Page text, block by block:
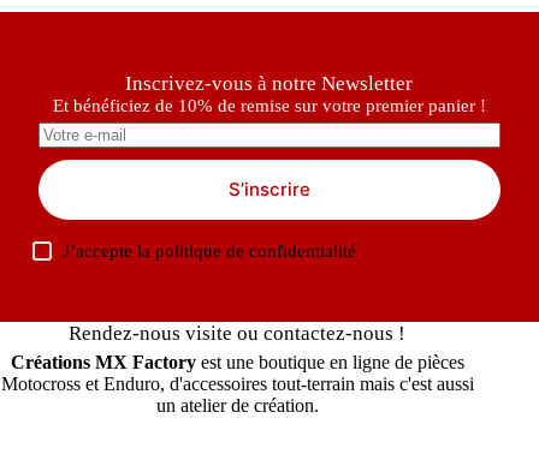
Inscrivez-vous à notre Newsletter
Et bénéficiez de 10% de remise sur votre premier panier !
S’inscrire
J’accepte lapolitique de confidentialité
Rendez-nous visite ou contactez-nous !
Créations MX Factoryest une boutique en ligne de pièces
Motocross et Enduro, d'accessoires tout-terrain mais c'est aussi
un atelier de création.